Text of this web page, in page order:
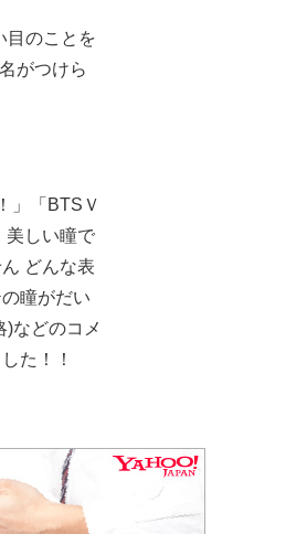
目のことを
がつけら
」「BTSＶ
美しい瞳で
どんな表
瞳がだい
などのコメ
た！！